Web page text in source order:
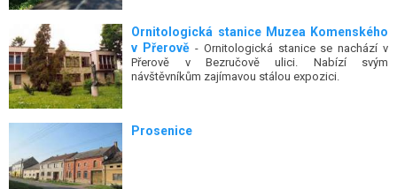
Ornitologická stanice Muzea Komenského
v Přerově - Ornitologická stanice se nachází v
Přerově v Bezručově ulici. Nabízí svým
návštěvníkům zajímavou stálou expozici.
Prosenice